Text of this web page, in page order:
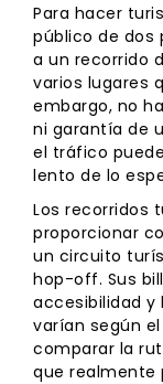
Para hacer
público de dos
a un recorrido
varios lugares
embargo, no
ni garantía de
el tráfico
lento de lo
Los recorridos
proporcionar
un circuito
hop-off. Sus
accesibilidad y
varían según
comparar la
que realmente